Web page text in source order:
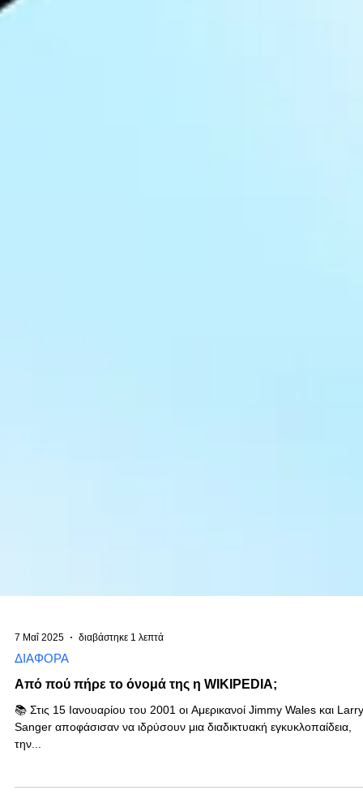
7 Μαΐ 2025
ΔΙΑΦΟΡΑ
Από πού πήρε το όνομά της η WIKIPEDIA;
📚 Στις 15 Ιανουαρίου του 2001 oι Αμερικανοί Jimmy Wales και Larry
Sanger αποφάσισαν να ιδρύσουν μια διαδικτυακή εγκυκλοπαίδεια,